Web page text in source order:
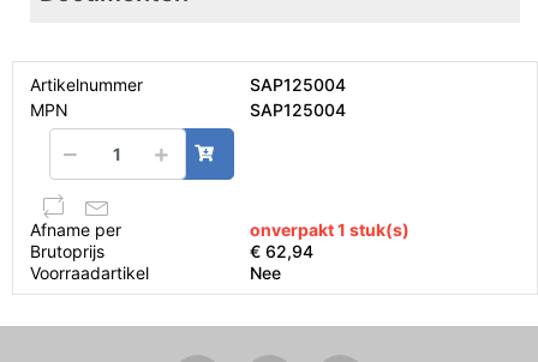
Artikelnummer
SAP125004
MPN
SAP125004
Afname per
onverpakt 1 stuk(s)
Brutoprijs
€ 62,94
Voorraadartikel
Nee